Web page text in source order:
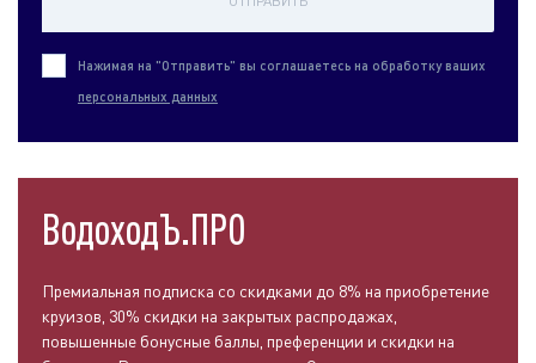
Нажимая на "Отправить" вы соглашаетесь на обработку ваших
персональных данных
ВодоходЪ.ПРО
Премиальная подписка со скидками до 8% на приобретение
круизов, 30% скидки на закрытых распродажах,
повышенные бонусные баллы, преференции и скидки на